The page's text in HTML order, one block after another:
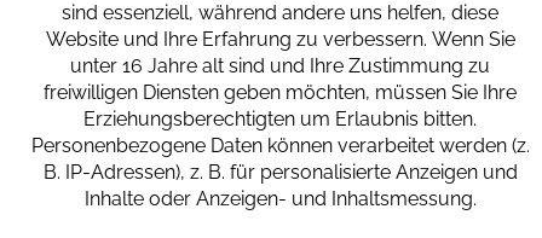
FACEBOOK
INSTAGRAM
LINKEDIN